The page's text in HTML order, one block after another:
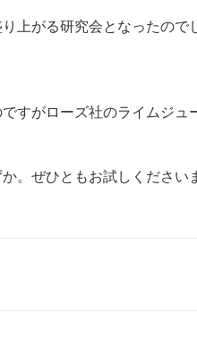
上がる研究会となったので
すがローズ社のライムジュ
。ぜひともお試しください